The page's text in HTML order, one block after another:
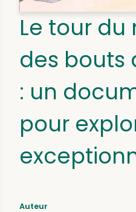
Le tour
des bouts
: un
pour
Auteur